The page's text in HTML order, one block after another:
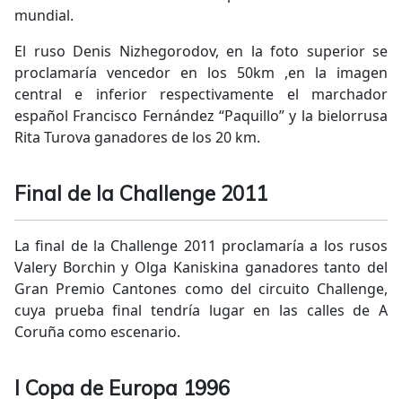
mundial.
El ruso Denis Nizhegorodov, en la foto superior se
proclamaría vencedor en los 50km ,en la imagen
central e inferior respectivamente el marchador
español Francisco Fernández “Paquillo” y la bielorrusa
Rita Turova ganadores de los 20 km.
Final de la Challenge 2011
La final de la Challenge 2011 proclamaría a los rusos
Valery Borchin y Olga Kaniskina ganadores tanto del
Gran Premio Cantones como del circuito Challenge,
cuya prueba final tendría lugar en las calles de A
Coruña como escenario.
I Copa de Europa 1996